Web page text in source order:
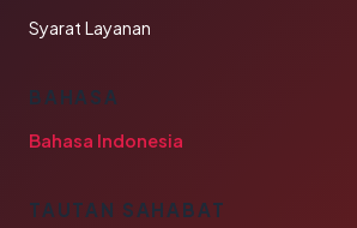
Syarat Layanan
BAHASA
Bahasa Indonesia
TAUTAN SAHABAT